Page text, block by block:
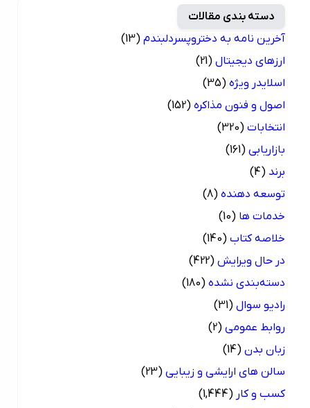
دسته بندی مقالات
آخرین نامه به دختروپسردلبندم (13)
ارزهای دیجیتال (21)
اسلایدر ویژه (35)
اصول و فنون مذاکره (152)
انتخابات (320)
بازاریابی (161)
(4)
توسعه دهنده (8)
خدمات ها (10)
خلاصه کتاب (140)
در حال ویرایش (422)
دسته‌بندی نشده (180)
رادیو سوال (31)
روابط عمومی (2)
زبان بدن (14)
سالن های ارایشی و زیبایی (23)
کسب و کار (1,444)